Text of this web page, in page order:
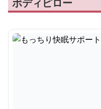
ボディピロー